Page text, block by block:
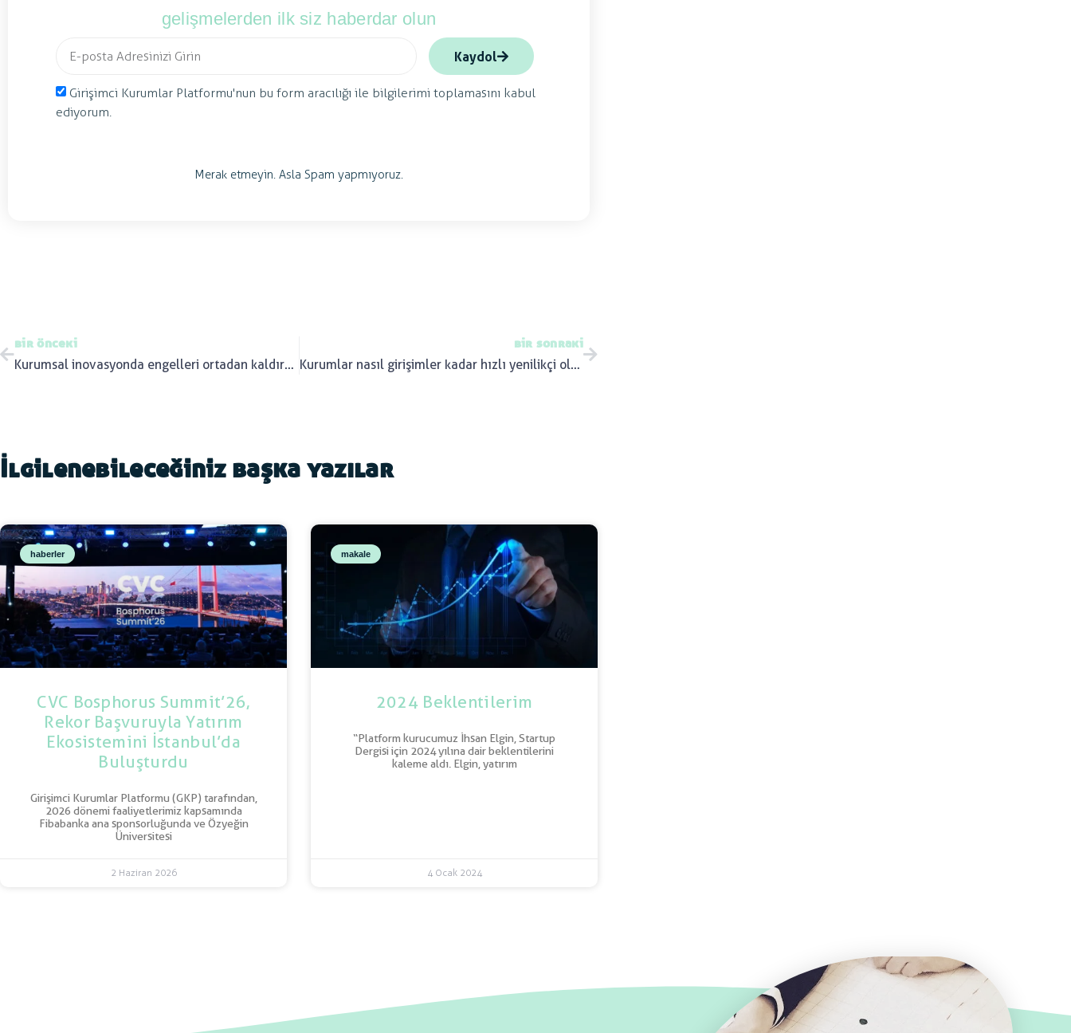
gelişmelerden ilk siz haberdar olun
Girişimci Kurumlar Platformu'nun bu form aracılığı ile bilgilerimi toplamasını kabul
ediyorum.
Kaydol
Merak etmeyin. Asla Spam yapmıyoruz.
bir önceki
Kurumsal inovasyonda engelleri ortadan kaldırmak
bir sonraki
Kurumlar nasıl girişimler kadar hızlı yenilikçi olabilir?
İlgilenebileceğiniz başka yazılar
haberler
CVC Bosphorus Summit’26,
Rekor Başvuruyla Yatırım
Ekosistemini İstanbul’da
Buluşturdu
Girişimci Kurumlar Platformu (GKP) tarafından,
2026 dönemi faaliyetlerimiz kapsamında
Fibabanka ana sponsorluğunda ve Özyeğin
Üniversitesi
2 Haziran 2026
makale
2024 Beklentilerim
“Platform kurucumuz İhsan Elgin, Startup
Dergisi için 2024 yılına dair beklentilerini
kaleme aldı. Elgin, yatırım
4 Ocak 2024